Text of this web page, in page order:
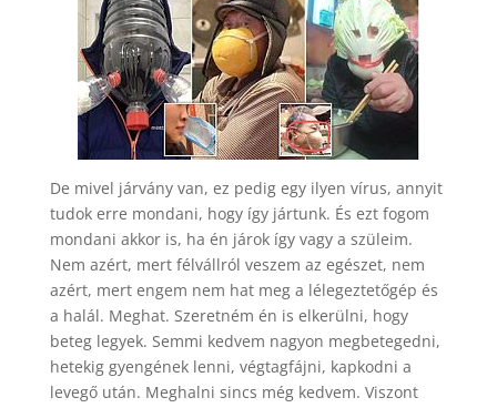
De mivel járvány van, ez pedig egy ilyen vírus, annyit
tudok erre mondani, hogy így jártunk. És ezt fogom
mondani akkor is, ha én járok így vagy a szüleim.
Nem azért, mert félvállról veszem az egészet, nem
azért, mert engem nem hat meg a lélegeztetőgép és
a halál. Meghat. Szeretném én is elkerülni, hogy
beteg legyek. Semmi kedvem nagyon megbetegedni,
hetekig gyengének lenni, végtagfájni, kapkodni a
levegő után. Meghalni sincs még kedvem. Viszont